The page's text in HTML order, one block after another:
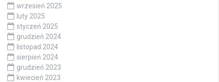
wrzesień 2025
luty 2025
styczeń 2025
grudzień 2024
listopad 2024
sierpień 2024
grudzień 2023
kwiecień 2023